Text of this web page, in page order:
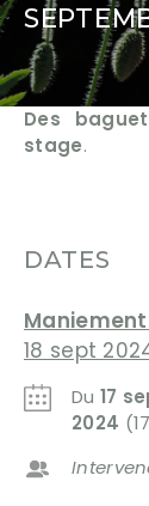
Des
stage.
DATES
18 sept
Du 17
2024